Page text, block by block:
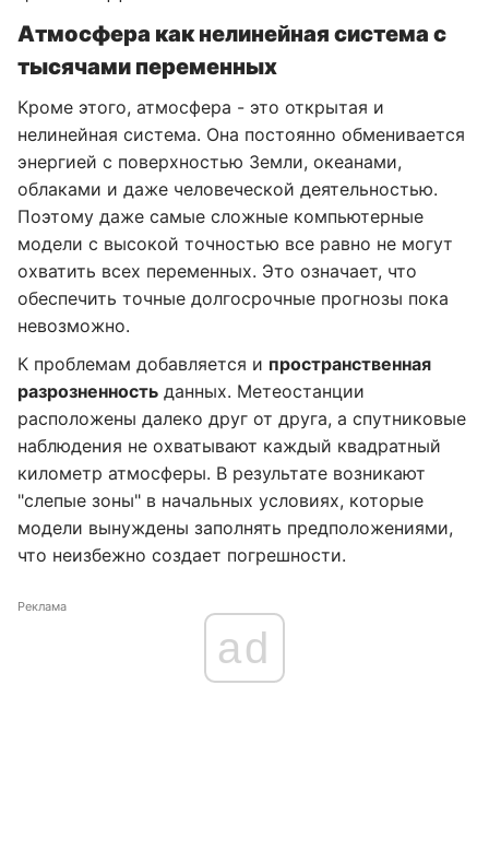
Атмосфера как нелинейная система с
тысячами переменных
Кроме этого, атмосфера - это открытая и
нелинейная система. Она постоянно обменивается
энергией с поверхностью Земли, океанами,
облаками и даже человеческой деятельностью.
Поэтому даже самые сложные компьютерные
модели с высокой точностью все равно не могут
охватить всех переменных. Это означает, что
обеспечить точные долгосрочные прогнозы пока
невозможно.
К проблемам добавляется и пространственная
разрозненность данных. Метеостанции
расположены далеко друг от друга, а спутниковые
наблюдения не охватывают каждый квадратный
километр атмосферы. В результате возникают
"слепые зоны" в начальных условиях, которые
модели вынуждены заполнять предположениями,
что неизбежно создает погрешности.
Реклама
ad